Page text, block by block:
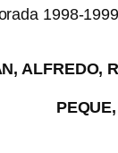
ALFREDO,